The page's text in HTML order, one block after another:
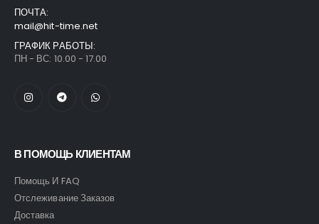
ПОЧТА:
mail@hit-time.net
ГРАФИК РАБОТЫ:
ПН - ВС: 10.00 - 17.00
В ПОМОЩЬ КЛИЕНТАМ
Помощь И FAQ
Отслеживание Заказов
Доставка